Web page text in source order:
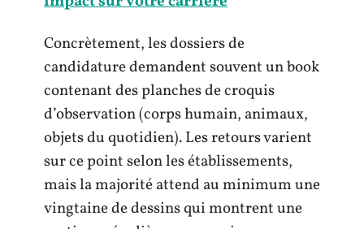
Concrètement, les dossiers de
candidature demandent souvent un book
contenant des planches de croquis
d’observation (corps humain, animaux,
objets du quotidien). Les retours varient
sur ce point selon les établissements,
mais la majorité attend au minimum une
vingtaine de dessins qui montrent une